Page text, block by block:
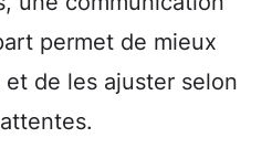
permet de mieux
de les ajuster selon